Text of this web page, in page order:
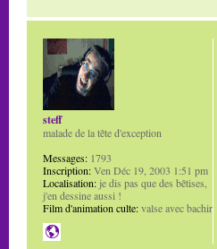
steff
malade de la tête d'exception
Messages: 1793
Inscription:Ven Déc 19, 2003 1:51 pm
Localisation: je dis pas que des bêtises,
j'en dessine aussi !
Film d'animation culte:valse avec bachir